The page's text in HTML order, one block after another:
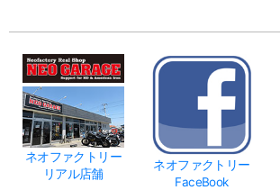
ネオファクトリー
リアル店舗
ネオファクトリー
FaceBook